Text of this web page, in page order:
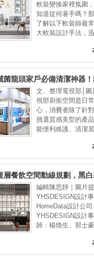
軟裝變換家裡氛圍
知道從何著手嗎？
了解以下軟裝師最
大軟裝設計手法，
菌龍頭家戶必備清潔神器
味 廚房浴室公共空間都能
文、整理電視部│圖
視部廚衛空間是日
心，消費者除了針
挑選質感美型的產
能便利維護、清潔
層餐飲空間動線規劃，黑
端設計美學編輯陳思靜｜圖片
YHSDESIGN設計
HomeData設計公司
YHSDESIGN設計
師：楊煥生、郭士